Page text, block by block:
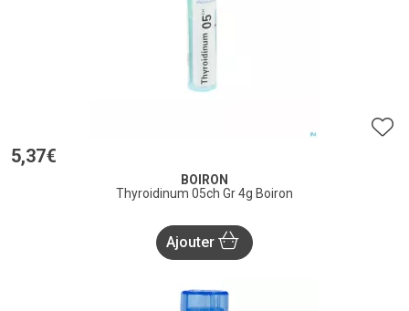
5,37€
BOIRON
Thyroidinum 05ch Gr 4g Boiron
Ajouter